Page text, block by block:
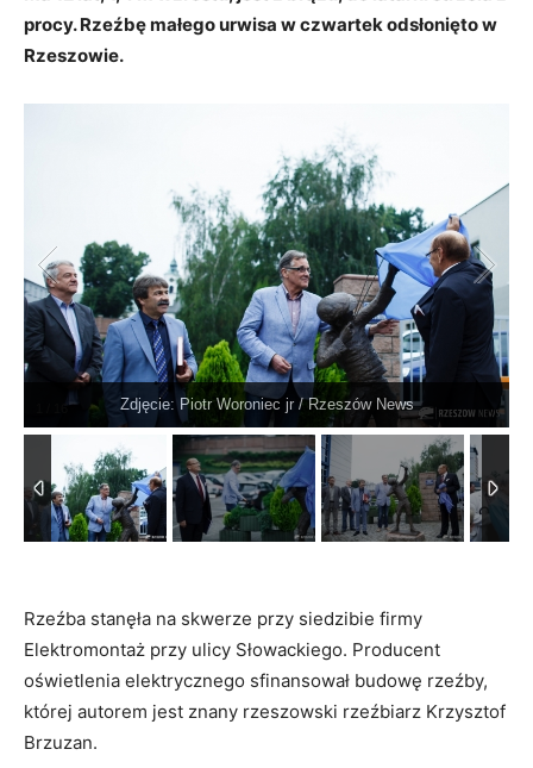
procy. Rzeźbę małego urwisa w czwartek odsłonięto w
Rzeszowie.
16 Zdjęcie: Piotr Woroniec jr / Rzeszów News
Rzeźba stanęła na skwerze przy siedzibie firmy
Elektromontaż przy ulicy Słowackiego. Producent
oświetlenia elektrycznego sfinansował budowę rzeźby,
której autorem jest znany rzeszowski rzeźbiarz Krzysztof
Brzuzan.